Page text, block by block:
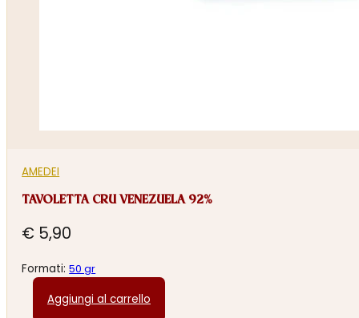
AMEDEI
TAVOLETTA CRU VENEZUELA 92%
€ 5,90
Formati:50 gr
Aggiungi al carrello